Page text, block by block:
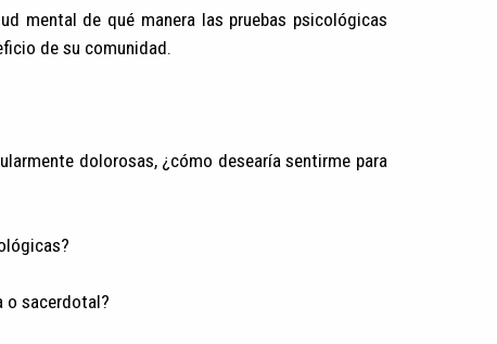
mental de qué manera las pruebas psicológicas
de su comunidad.
dolorosas, ¿cómo desearía sentirme para
o sacerdotal?